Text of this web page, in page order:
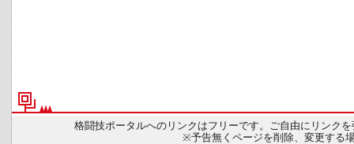
格闘技ポータルへのリンクはフリーです。ご自由にリンク
※予告無くページを削除、変更する